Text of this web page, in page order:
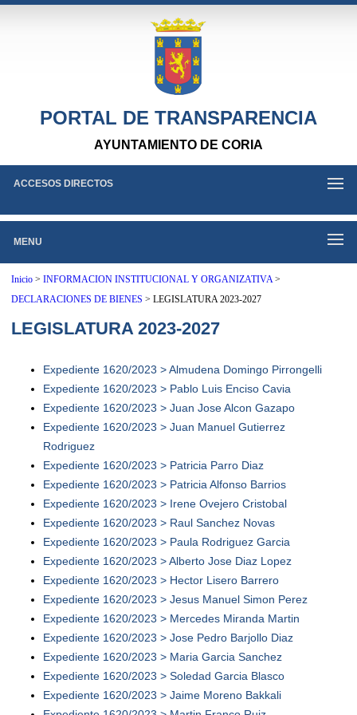
PORTAL DE TRANSPARENCIA
AYUNTAMIENTO DE CORIA
ACCESOS DIRECTOS
MENU
Inicio >INFORMACION INSTITUCIONAL Y ORGANIZATIVA >
DECLARACIONES DE BIENES >LEGISLATURA 2023-2027
LEGISLATURA 2023-2027
Expediente 1620/2023 > Almudena Domingo Pirrongelli
Expediente 1620/2023 > Pablo Luis Enciso Cavia
Expediente 1620/2023 > Juan Jose Alcon Gazapo
Expediente 1620/2023 > Juan Manuel Gutierrez
Rodriguez
Expediente 1620/2023 > Patricia Parro Diaz
Expediente 1620/2023 > Patricia Alfonso Barrios
Expediente 1620/2023 > Irene Ovejero Cristobal
Expediente 1620/2023 > Raul Sanchez Novas
Expediente 1620/2023 > Paula Rodriguez Garcia
Expediente 1620/2023 > Alberto Jose Diaz Lopez
Expediente 1620/2023 > Hector Lisero Barrero
Expediente 1620/2023 > Jesus Manuel Simon Perez
Expediente 1620/2023 > Mercedes Miranda Martin
Expediente 1620/2023 > Jose Pedro Barjollo Diaz
Expediente 1620/2023 > Maria Garcia Sanchez
Expediente 1620/2023 > Soledad Garcia Blasco
Expediente 1620/2023 > Jaime Moreno Bakkali